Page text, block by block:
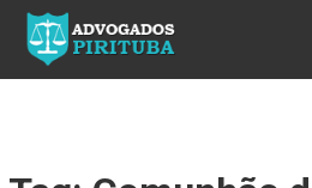
ADVOGADOS PIRITUBA
Precisando de advogado? Entre em
Fazemos toda a assessoria que você